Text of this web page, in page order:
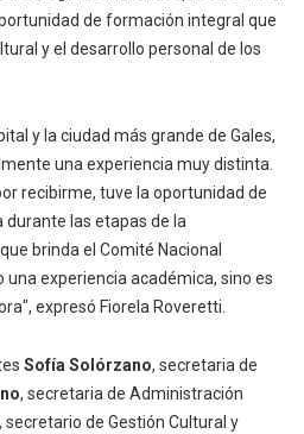
de formación integral que
y el desarrollo personal de los
y la ciudad más grande de Gales,
una experiencia muy distinta.
recibirme, tuve la oportunidad de
las etapas de la
brinda el Comité Nacional
experiencia académica, sino es
expresó Fiorela Roveretti.
Sofía Solórzano, secretaria de
, secretaria de Administración
, secretario de Gestión Cultural y